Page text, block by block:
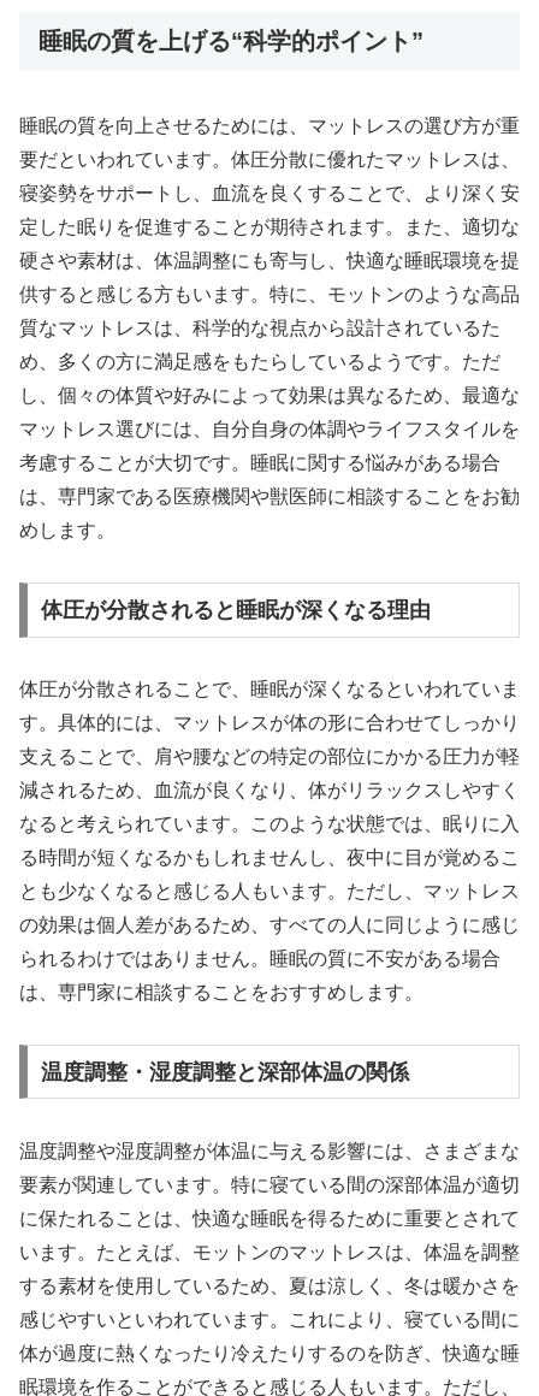
睡眠の質を上げる“科学的ポイント”
睡眠の質を向上させるためには、マットレスの選び方が重
要だといわれています。体圧分散に優れたマットレスは、
寝姿勢をサポートし、血流を良くすることで、より深く安
定した眠りを促進することが期待されます。また、適切な
硬さや素材は、体温調整にも寄与し、快適な睡眠環境を提
供すると感じる方もいます。特に、モットンのような高品
質なマットレスは、科学的な視点から設計されているた
め、多くの方に満足感をもたらしているようです。ただ
し、個々の体質や好みによって効果は異なるため、最適な
マットレス選びには、自分自身の体調やライフスタイルを
考慮することが大切です。睡眠に関する悩みがある場合
は、専門家である医療機関や獣医師に相談することをお勧
めします。
体圧が分散されると睡眠が深くなる理由
体圧が分散されることで、睡眠が深くなるといわれていま
す。具体的には、マットレスが体の形に合わせてしっかり
支えることで、肩や腰などの特定の部位にかかる圧力が軽
減されるため、血流が良くなり、体がリラックスしやすく
なると考えられています。このような状態では、眠りに入
る時間が短くなるかもしれませんし、夜中に目が覚めるこ
とも少なくなると感じる人もいます。ただし、マットレス
の効果は個人差があるため、すべての人に同じように感じ
られるわけではありません。睡眠の質に不安がある場合
は、専門家に相談することをおすすめします。
温度調整・湿度調整と深部体温の関係
温度調整や湿度調整が体温に与える影響には、さまざまな
要素が関連しています。特に寝ている間の深部体温が適切
に保たれることは、快適な睡眠を得るために重要とされて
います。たとえば、モットンのマットレスは、体温を調整
する素材を使用しているため、夏は涼しく、冬は暖かさを
感じやすいといわれています。これにより、寝ている間に
体が過度に熱くなったり冷えたりするのを防ぎ、快適な睡
眠環境を作ることができると感じる人もいます。ただし、